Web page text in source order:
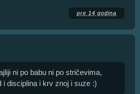
pre 14 godina
ni po babu ni po stričevima,
i disciplina i krv znoj i suze :)